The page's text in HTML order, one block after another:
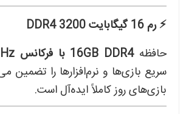
⚡ رم 16 گیگابایت DDR4 3200
حافظه16GB DDR4 با فرکانس 3200MHz
سریع بازی‌ها و نرم‌افزارها را تضمین
بازی‌های روز کاملاً ایده‌آل است.